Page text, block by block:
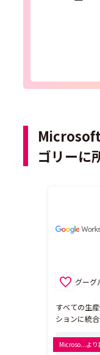
ゴリーに
グーグ
すべての生
ションに統
Microso...よ